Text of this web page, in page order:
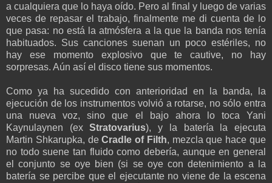
a cualquiera que lo haya oído. Pero al final y luego de varias
veces de repasar el trabajo, finalmente me di cuenta de lo
que pasa: no está la atmósfera a la que la banda nos tenía
habituados. Sus canciones suenan un poco estériles, no
hay ese momento explosivo que te cautive, no hay
sorpresas. Aún así el disco tiene sus momentos.
Como ya ha sucedido con anterioridad en la banda, la
ejecución de los instrumentos volvió a rotarse, no sólo entra
una nueva voz, sino que el bajo ahora lo toca Yani
Kaynulaynen (exStratovarius), y la batería la ejecuta
Martin Shkarupka, deCradle of Filth, mezcla que hace que
no todo suene tan fluido como debería, aunque en general
el conjunto se oye bien (si se oye con detenimiento a la
batería se percibe que el ejecutante no viene de la escena